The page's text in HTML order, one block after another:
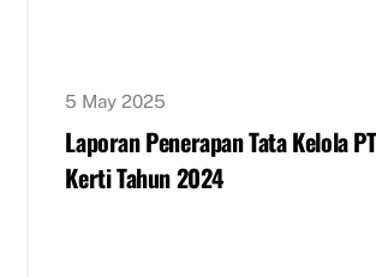
5 May 2025
Laporan Penerapan Tata Kelola
Kerti Tahun 2024